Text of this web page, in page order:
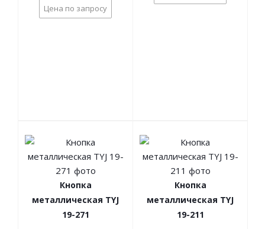
Цена по запросу
Кнопка
металлическая TYJ
19-271
Кнопка
металлическая TYJ
19-211